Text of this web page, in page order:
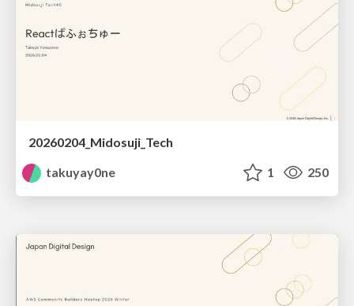
20260204_Midosuji_Tech
takuyay0ne
1 250